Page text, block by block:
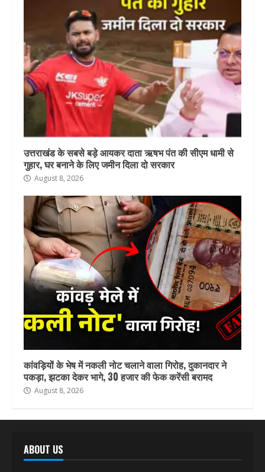
उत्तराखंड के सबसे बड़े आयकर दाता ऋषभ पंत की सीएम धामी से
गुहार, घर बनाने के लिए जमीन दिला दो सरकार
August 8, 2026
कांवड़ियों के भेष में नकली नोट चलाने वाला गिरोह, दुकानदार ने
पकड़ा, झटका देकर भागे, 30 हजार की फेक करेंसी बरामद
August 8, 2026
ABOUT US